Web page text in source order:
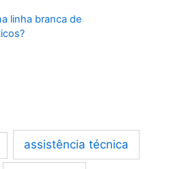
linha branca de
assistência técnica